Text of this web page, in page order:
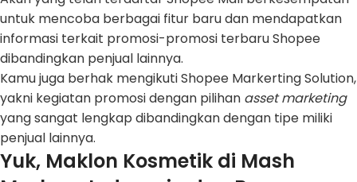
untuk mencoba berbagai fitur baru dan mendapatkan
informasi terkait promosi-promosi terbaru Shopee
dibandingkan penjual lainnya.
Kamu juga berhak mengikuti Shopee Markerting Solution,
yakni kegiatan promosi dengan pilihan asset marketing
yang sangat lengkap dibandingkan dengan tipe miliki
penjual lainnya.
Yuk, Maklon Kosmetik di Mash